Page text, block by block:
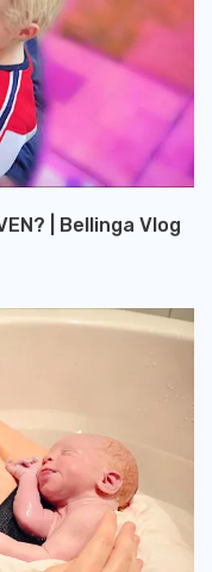
| Bellinga Vlog